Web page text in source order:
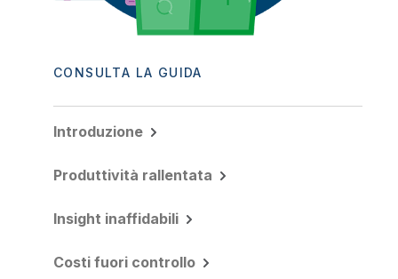
CONSULTA LA GUIDA
Introduzione
Produttività rallentata
Insight inaffidabili
Costi fuori controllo